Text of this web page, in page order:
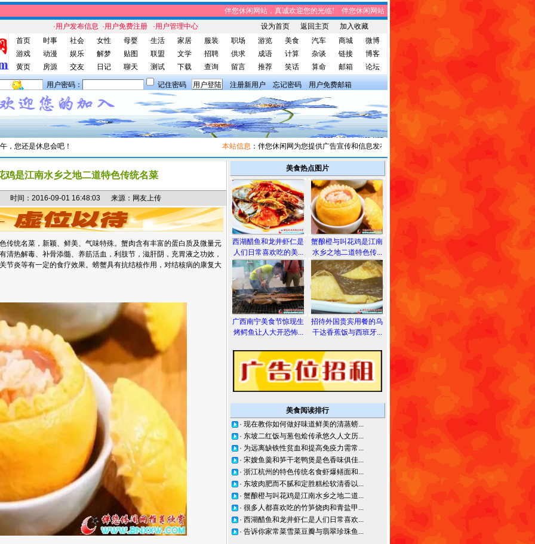
伴您休闲网站，真诚欢迎您的光临! 伴您休闲网站，将免费给您带来趣味时事、笑话集锦、家庭生
·用户发布信息 ·用户免费注册 ·用户管理中心 设为首页 返回主页
加入收藏
首页
时事 社会 女性 母婴 生活 家居 服装 职场 游览 美食 汽车 商城
微博
游戏
动漫 娱乐 解梦 贴图 联盟 文学 招聘 供求 成语 计算 杂谈 链接
博客
黄页
房源 交友 日记 聊天 测试 下载 查询 留言 推荐 笑话 算命 邮箱 论坛
用户密码： 记住密码 注册新用户 忘记密码 用户免费邮箱
，您还是休息会吧！ 本站信息：伴您休闲网为您提供广告宣传和信息发布，有需求者请与我们联系。
鸡是江南水乡之地二道特色传统名菜
时间：2016-09-01 16:48:03 来源：网友上传
统名菜，新颖、鲜美、气味特殊。蟹肉含有丰富的蛋白质及微量元
清热解毒、补骨添髓、养筋活血，利肢节，滋肝阴，充胃液之功效，
节炎等有一定的食疗效果。螃蟹具有抗结核作用，对结核病的康复大
美食热点图片
西湖醋鱼和龙井虾仁是
人们日常喜欢吃的美...
广西南宁美食节惊现生
烤鳄鱼让人大开恐怖...
蟹酿橙与叫花鸡是江南
水乡之地二道特色传...
招待外国贵宾用餐的乌
干达香蕉饭与西班牙...
美食阅读排行
· 现在教你如何做好味道鲜美的清蒸螃...
· 东坡二红饭与葱包烩传承悠久人文历...
· 为远离缺铁性贫血和提高免疫力需常...
· 宋嫂鱼羹和笋干老鸭煲是色香味俱佳...
· 浙江杭州的特色传统名食虾爆鳝面和...
· 东坡肉肥而不腻和定胜糕松软清香以...
· 蟹酿橙与叫花鸡是江南水乡之地二道...
· 很多人都喜欢吃的竹笋烧肉和青盐甲...
· 西湖醋鱼和龙井虾仁是人们日常喜欢...
· 告诉你家常菜雪菜豆瓣与翡翠珍珠鱼...